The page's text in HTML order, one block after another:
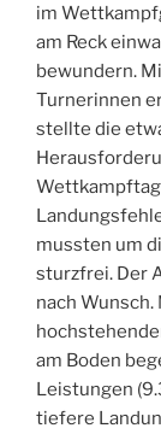
im
am Reck
bewundern.
Turnerinnen
stellte die
mussten um
sturzfrei. Der
nach
am Boden
Leistungen
tiefere